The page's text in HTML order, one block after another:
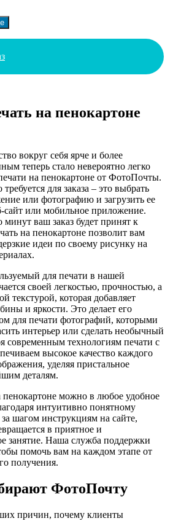
на пенокартоне
вокруг себя ярче и более
теперь стало невероятно легко
на пенокартоне от ФотоПочты.
для заказа – это выбрать
или фотографию и загрузить ее
сайт или мобильное приложение.
минут ваш заказ будет принят к
на пенокартоне позволит вам
идеи по своему рисунку на
для печати в нашей
своей легкостью, прочностью, а
текстурой, которая добавляет
и яркости. Это делает его
для печати фотографий, которыми
интерьер или сделать необычный
современным технологиям печати с
высокое качество каждого
уделяя пристальное
деталям.
пенокартоне можно в любое удобное
интуитивно понятному
шагом инструкциям на сайте,
в приятное и
занятие. Наша служба поддержки
помочь вам на каждом этапе от
получения.
ФотоПочту
причин, почему клиенты